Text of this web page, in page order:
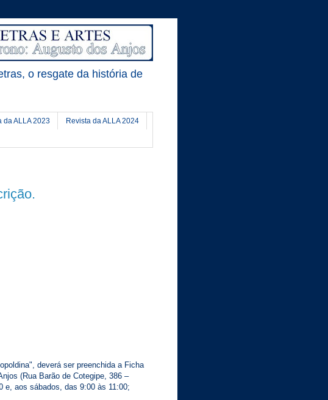
o resgate da história de
da ALLA 2023 Revista da ALLA 2024
deverá ser preenchida a Ficha
(Rua Barão de Cotegipe, 386 –
e, aos sábados, das 9:00 às 11:00;